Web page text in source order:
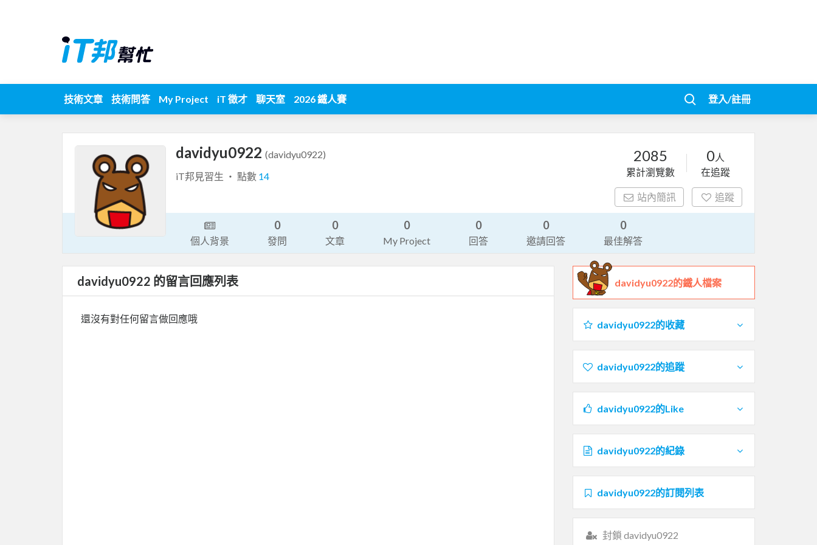
技術文章 技術問答 My Project iT 徵才 聊天室 2026 鐵人賽 登入/註冊
davidyu0922 (davidyu0922)
iT邦見習生 ‧ 點數 14
2085
累計瀏覽數
0人
在追蹤
站內簡訊 追蹤
個人背景
0
發問
0
文章
0
My Project
0
回答
0
邀請回答
0
最佳解答
davidyu0922 的留言回應列表
還沒有對任何留言做回應哦
davidyu0922的鐵人檔案
davidyu0922的收藏
davidyu0922的追蹤
davidyu0922的Like
davidyu0922的紀錄
davidyu0922的訂閱列表
封鎖 davidyu0922